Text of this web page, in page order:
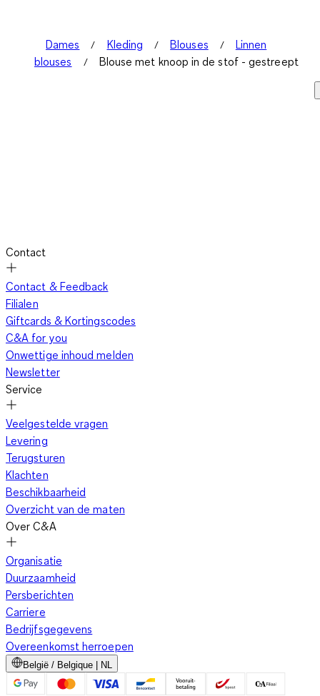
Dames Kleding Blouses
Linnen
blouses
Blouse met knoop in de stof - gestreept
Contact
Contact & Feedback
Filialen
Giftcards & Kortingscodes
C&A for you
Onwettige inhoud melden
Newsletter
Service
Veelgestelde vragen
Levering
Terugsturen
Klachten
Beschikbaarheid
Overzicht van de maten
Over C&A
Organisatie
Duurzaamheid
Persberichten
Carriere
Bedrijfsgegevens
Overeenkomst herroepen
België / Belgique | NL